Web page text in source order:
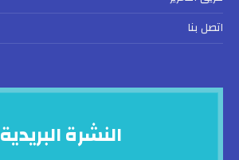
اتصل بنا
النشرة البريدية